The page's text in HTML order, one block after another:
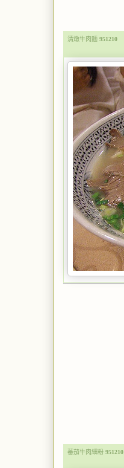
清燉牛肉麵 951210
蕃茄牛肉細粉 951210